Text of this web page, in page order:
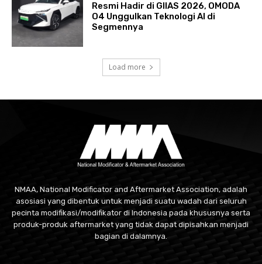
Resmi Hadir di GIIAS 2026, OMODA
O4 Unggulkan Teknologi AI di
Segmennya
Load more
NMAA, National Modificator and Aftermarket Association, adalah
asosiasi yang dibentuk untuk menjadi suatu wadah dari seluruh
pecinta modifikasi/modifikator di Indonesia pada khususnya serta
produk-produk aftermarket yang tidak dapat dipisahkan menjadi
bagian di dalamnya.